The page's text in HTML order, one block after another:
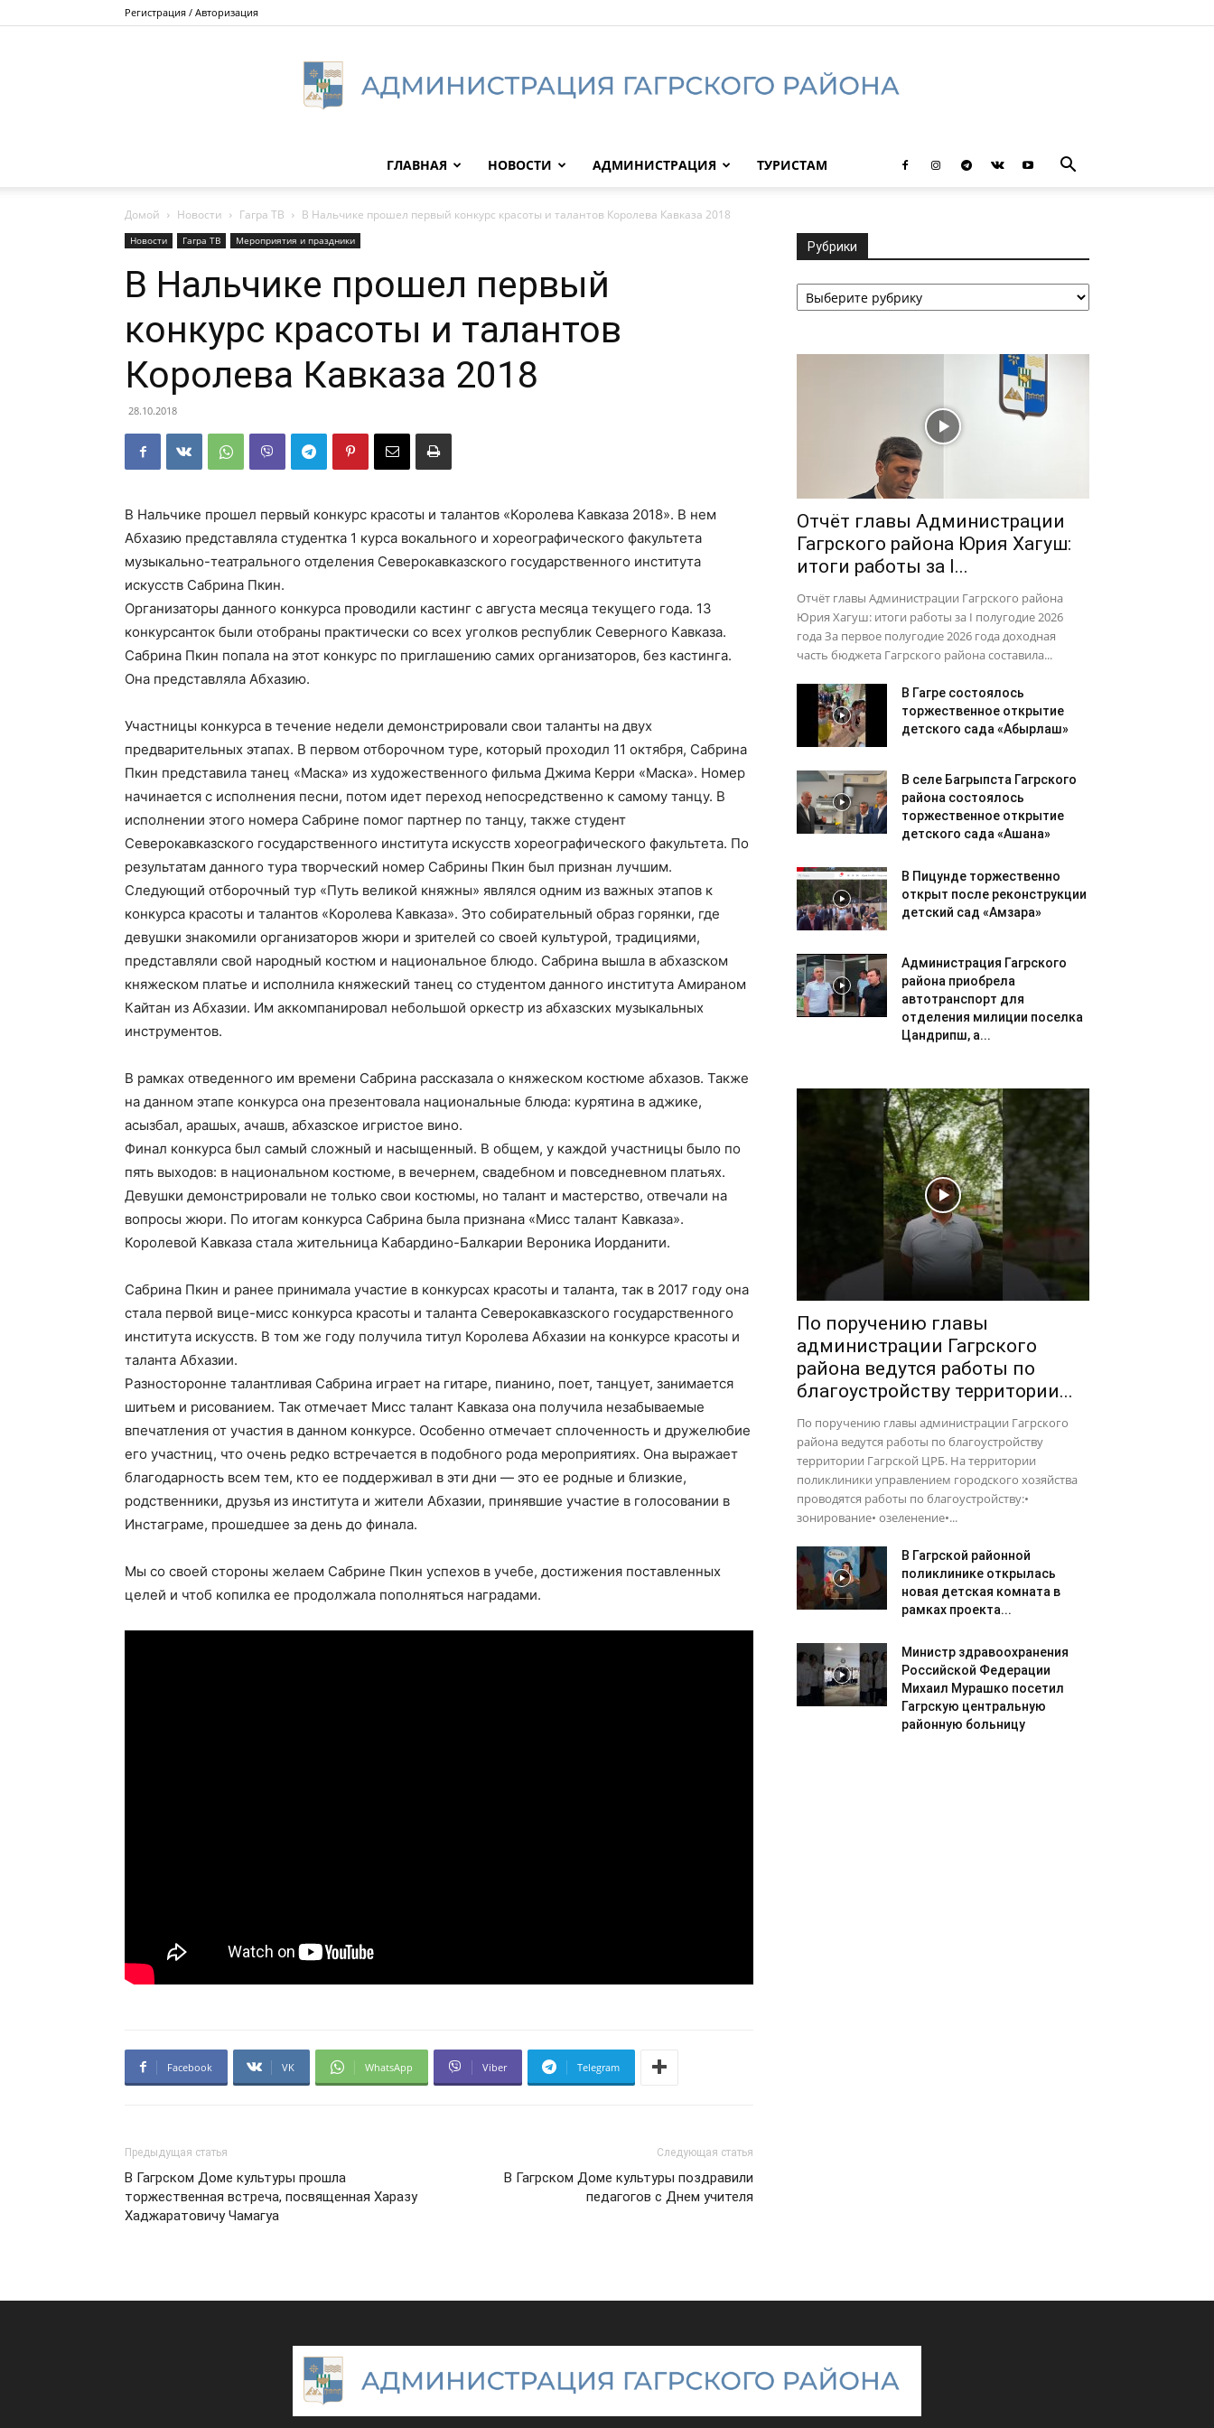
Регистрация / Авторизация
Гагрского
ГЛАВНАЯ НОВОСТИ АДМИНИСТРАЦИЯ ТУРИСТАМ
Домой Новости Гагра ТВ В Нальчике прошел первый конкурс красоты и талантов Королева Кавказа 2018
Новости Гагра ТВ Мероприятия и праздники
В Нальчике прошел первый
конкурс красоты и талантов
Королева Кавказа 2018
28.10.2018
В Нальчике прошел первый конкурс красоты и талантов «Королева Кавказа 2018». В нем
Абхазию представляла студентка 1 курса вокального и хореографического факультета
музыкально-театрального отделения Северокавказского государственного института
искусств Сабрина Пкин.
Организаторы данного конкурса проводили кастинг с августа месяца текущего года. 13
конкурсанток были отобраны практически со всех уголков республик Северного Кавказа.
Сабрина Пкин попала на этот конкурс по приглашению самих организаторов, без кастинга.
Она представляла Абхазию.
Участницы конкурса в течение недели демонстрировали свои таланты на двух
предварительных этапах. В первом отборочном туре, который проходил 11 октября, Сабрина
Пкин представила танец «Маска» из художественного фильма Джима Керри «Маска». Номер
начинается с исполнения песни, потом идет переход непосредственно к самому танцу. В
исполнении этого номера Сабрине помог партнер по танцу, также студент
Северокавказского государственного института искусств хореографического факультета. По
результатам данного тура творческий номер Сабрины Пкин был признан лучшим.
Следующий отборочный тур «Путь великой княжны» являлся одним из важных этапов к
конкурса красоты и талантов «Королева Кавказа». Это собирательный образ горянки, где
девушки знакомили организаторов жюри и зрителей со своей культурой, традициями,
представляли свой народный костюм и национальное блюдо. Сабрина вышла в абхазском
княжеском платье и исполнила княжеский танец со студентом данного института Амираном
Кайтан из Абхазии. Им аккомпанировал небольшой оркестр из абхазских музыкальных
инструментов.
В рамках отведенного им времени Сабрина рассказала о княжеском костюме абхазов. Также
на данном этапе конкурса она презентовала национальные блюда: курятина в аджике,
асызбал, арашых, ачашв, абхазское игристое вино.
Финал конкурса был самый сложный и насыщенный. В общем, у каждой участницы было по
пять выходов: в национальном костюме, в вечернем, свадебном и повседневном платьях.
Девушки демонстрировали не только свои костюмы, но талант и мастерство, отвечали на
вопросы жюри. По итогам конкурса Сабрина была признана «Мисс талант Кавказа».
Королевой Кавказа стала жительница Кабардино-Балкарии Вероника Иорданити.
Сабрина Пкин и ранее принимала участие в конкурсах красоты и таланта, так в 2017 году она
стала первой вице-мисс конкурса красоты и таланта Северокавказского государственного
института искусств. В том же году получила титул Королева Абхазии на конкурсе красоты и
таланта Абхазии.
Разносторонне талантливая Сабрина играет на гитаре, пианино, поет, танцует, занимается
шитьем и рисованием. Так отмечает Мисс талант Кавказа она получила незабываемые
впечатления от участия в данном конкурсе. Особенно отмечает сплоченность и дружелюбие
его участниц, что очень редко встречается в подобного рода мероприятиях. Она выражает
благодарность всем тем, кто ее поддерживал в эти дни — это ее родные и близкие,
родственники, друзья из института и жители Абхазии, принявшие участие в голосовании в
Инстаграме, прошедшее за день до финала.
Мы со своей стороны желаем Сабрине Пкин успехов в учебе, достижения поставленных
целей и чтоб копилка ее продолжала пополняться наградами.
Facebook VK WhatsApp Viber Telegram
Предыдущая статья
В Гагрском Доме культуры прошла
торжественная встреча, посвященная Харазу
Хаджаратовичу Чамагуа
Следующая статья
В Гагрском Доме культуры поздравили
педагогов с Днем учителя
Рубрики
Рубрики
Отчёт главы Администрации
Гагрского района Юрия Хагуш:
итоги работы за I...
Отчёт главы Администрации Гагрского района
Юрия Хагуш: итоги работы за I полугодие 2026
года За первое полугодие 2026 года доходная
часть бюджета Гагрского района составила...
В Гагре состоялось
торжественное открытие
детского сада «Абырлаш»
В селе Багрыпста Гагрского
района состоялось
торжественное открытие
детского сада «Ашана»
В Пицунде торжественно
открыт после реконструкции
детский сад «Амзара»
Администрация Гагрского
района приобрела
автотранспорт для
отделения милиции поселка
Цандрипш, а...
По поручению главы
администрации Гагрского
района ведутся работы по
благоустройству территории...
По поручению главы администрации Гагрского
района ведутся работы по благоустройству
территории Гагрской ЦРБ. На территории
поликлиники управлением городского хозяйства
проводятся работы по благоустройству:•
зонирование• озеленение•...
В Гагрской районной
поликлинике открылась
новая детская комната в
рамках проекта...
Министр здравоохранения
Российской Федерации
Михаил Мурашко посетил
Гагрскую центральную
районную больницу